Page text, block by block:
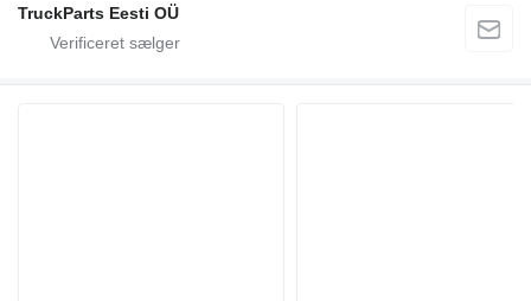
TruckParts Eesti OÜ